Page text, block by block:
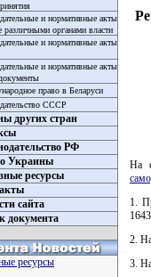
и нормативные акты
различными органами власти
и нормативные акты
и нормативные акты
право в Беларуси
СССР
других стран
РФ
Украины
ресурсы
сайта
документа
ресурсы
На
1.
2.
3.